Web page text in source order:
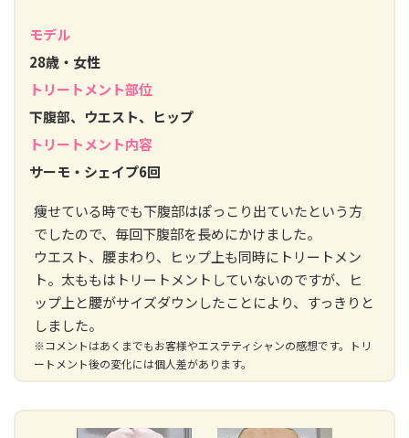
モデル
28歳・女性
トリートメント部位
下腹部、ウエスト、ヒップ
トリートメント内容
サーモ・シェイプ6回
痩せている時でも下腹部はぽっこり出ていたという方
でしたので、毎回下腹部を長めにかけました。
ウエスト、腰まわり、ヒップ上も同時にトリートメン
ト。太ももはトリートメントしていないのですが、ヒ
ップ上と腰がサイズダウンしたことにより、すっきりと
しました。
※コメントはあくまでもお客様やエステティシャンの感想です。トリ
ートメント後の変化には個人差があります。